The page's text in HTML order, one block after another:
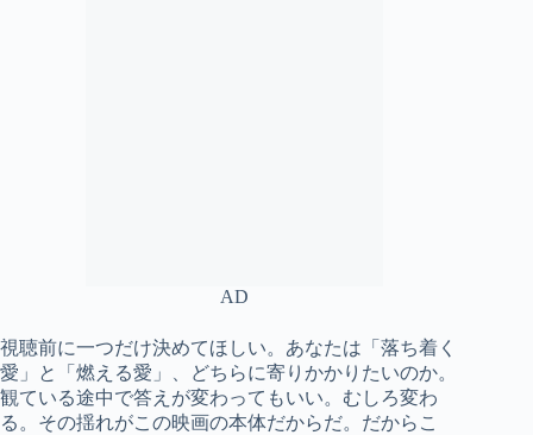
AD
視聴前に一つだけ決めてほしい。あなたは「落ち着く
愛」と「燃える愛」、どちらに寄りかかりたいのか。
観ている途中で答えが変わってもいい。むしろ変わ
る。その揺れがこの映画の本体だからだ。だからこ